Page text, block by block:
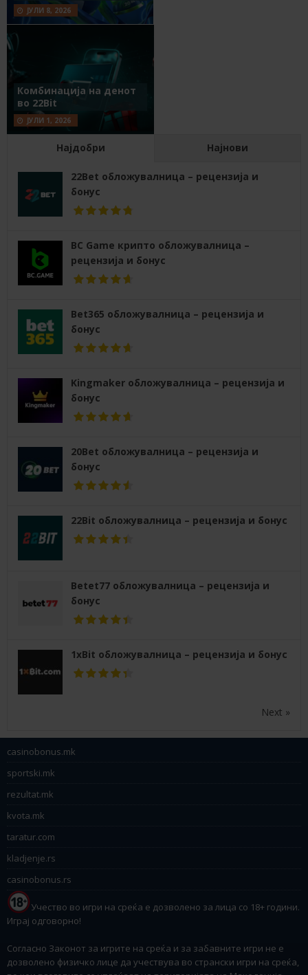
ЈУЛИ 8, 2026
Комбинација на денот
во 22Bit
ЈУЛИ 1, 2026
Најдобри Најнови
22Bet обложувалница – рецензија и
бонус
BC Game крипто обложувалница –
рецензија и бонус
Bet365 обложувалница – рецензија и
бонус
Kingmaker обложувалница – рецензија и
бонус
20Bet обложувалница – рецензија и
бонус
22Bit обложувалница – рецензија и бонус
Betet77 обложувалница – рецензија и
бонус
1xBit обложувалница – рецензија и бонус
Next »
casinobonus.mk
sportski.mk
rezultat.mk
kvota.mk
taratur.com
kladjenje.rs
casinobonus.rs
Учество во игри на среќа е дозволено за лица со 18+ години.
Играј одговорно!
Согласно Законот за игрите на среќа и за забавните игри не е
дозволено физичко лице да учествува во странски игри на среќа,